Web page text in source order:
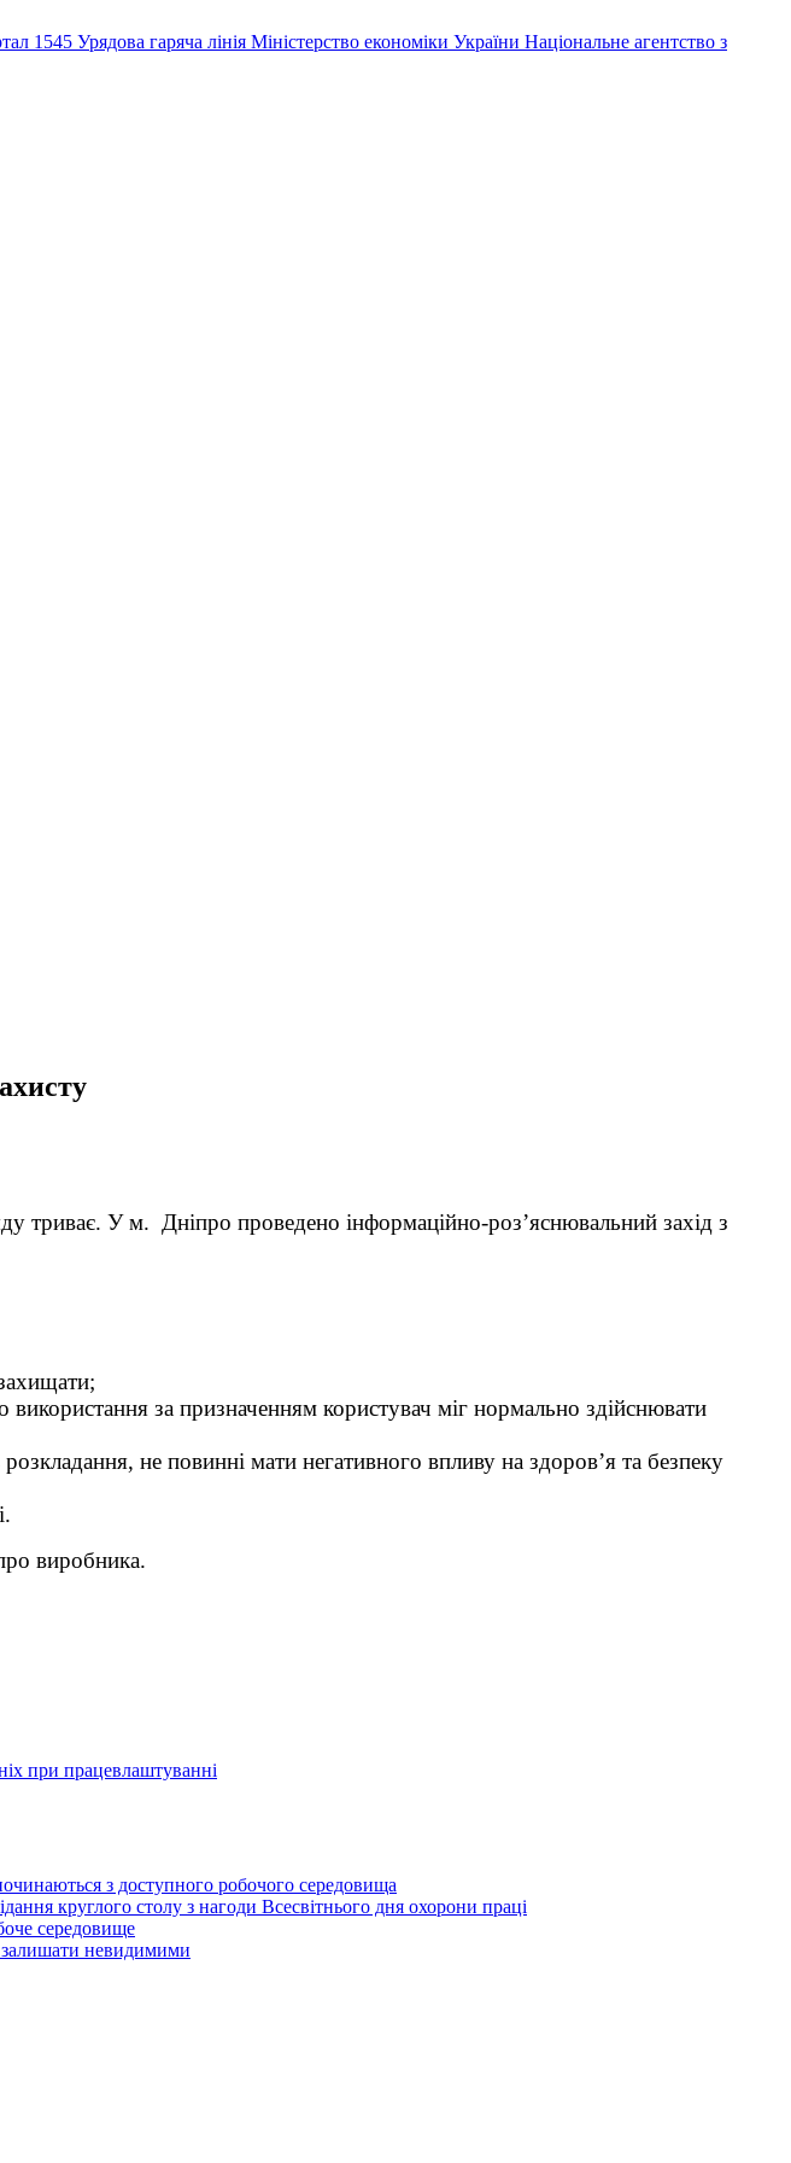
1545 Урядова гаряча лінія Міністерство економіки України Національне агентство з
триває. У м. Дніпро проведено інформаційно-роз’яснювальний захід з
за призначенням користувач міг нормально здійснювати
не повинні мати негативного впливу на здоров’я та безпеку
виробника.
при працевлаштуванні
з доступного робочого середовища
круглого столу з нагоди Всесвітнього дня охорони праці
середовище
залишати невидимими